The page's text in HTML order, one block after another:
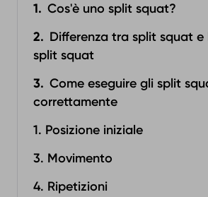
Cos'è uno split squat?
Differenza tra split squat
split squat
Come eseguire gli split
correttamente
1. Posizione iniziale
3. Movimento
4. Ripetizioni